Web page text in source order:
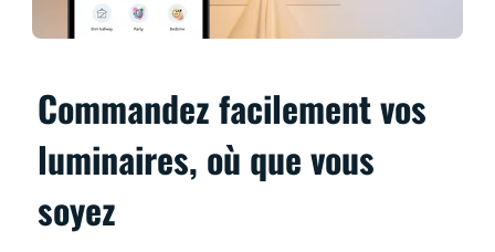
Commandez facilement vos
luminaires, où que vous
soyez